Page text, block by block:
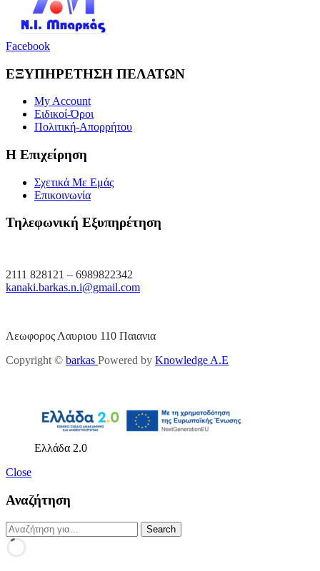
Facebook
ΕΞΥΠΗΡΕΤΗΣΗ ΠΕΛΑΤΩΝ
My Account
Ειδικοί-Όροι
Πολιτική-Απορρήτου
Η Επιχείρηση
Σχετικά Με Εμάς
Επικοινωνία
Τηλεφωνική Εξυπηρέτηση
2111 828121 – 6989822342
kanaki.barkas.n.i@gmail.com
Λεωφορος Λαυριου 110 Παιανια
Copyright © barkas Powered by Knowledge A.E
Ελλάδα 2.0
Close
Αναζήτηση